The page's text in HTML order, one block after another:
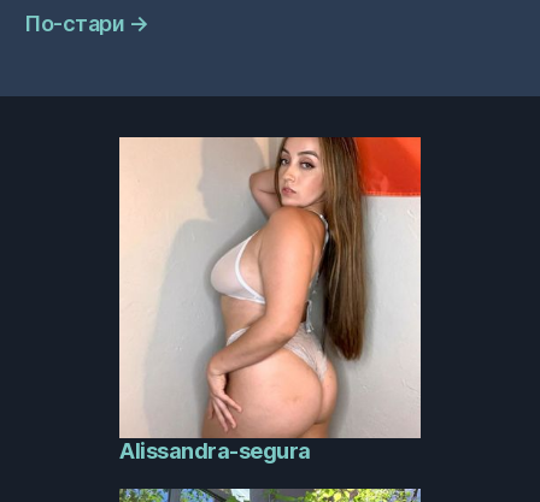
По-стари →
Alissandra-segura